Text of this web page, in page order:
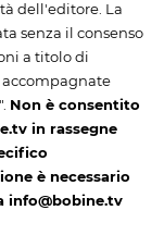
dell'editore. La
senza il consenso
a titolo di
accompagnate
Non è consentito
in rassegne
è necessario
info@bobine.tv